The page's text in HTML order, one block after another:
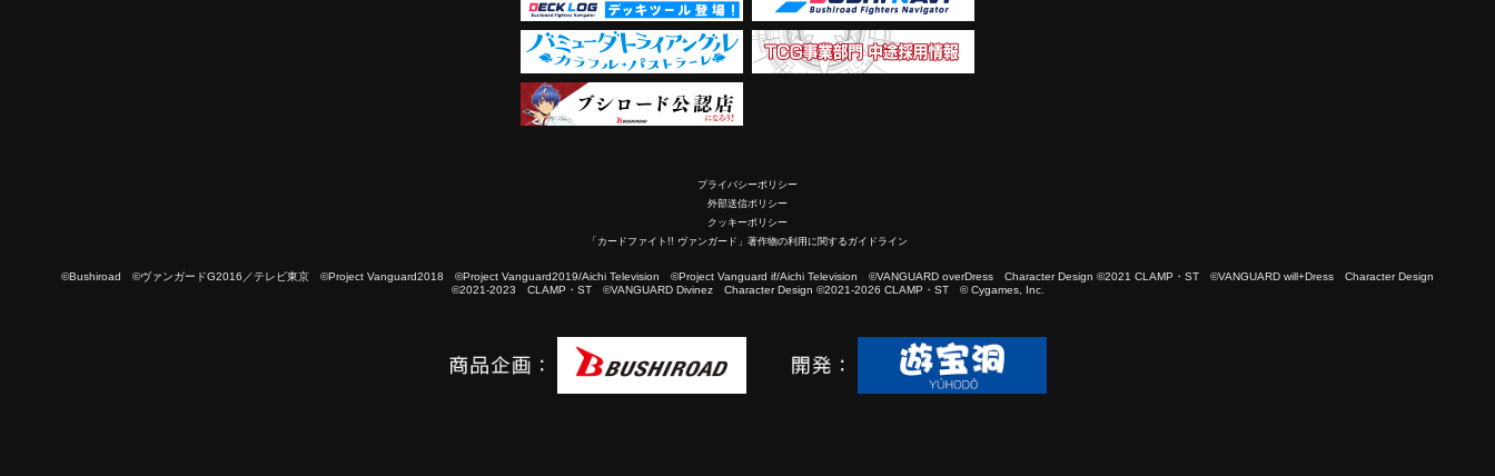
プライバシーポリシー
外部送信ポリシー
クッキーポリシー
「カードファイト!! ヴァンガード」著作物の利用に関するガイドライン
©Bushiroad ©ヴァンガードG2016／テレビ東京 ©Project Vanguard2018 ©Project Vanguard2019/Aichi Television ©Project Vanguard if/Aichi Television ©VANGUARD overDress Character Design ©2021 CLAMP・ST ©VANGUARD will+Dress Character Design
©2021-2023 CLAMP・ST ©VANGUARD Divinez Character Design ©2021-2026 CLAMP・ST © Cygames, Inc.